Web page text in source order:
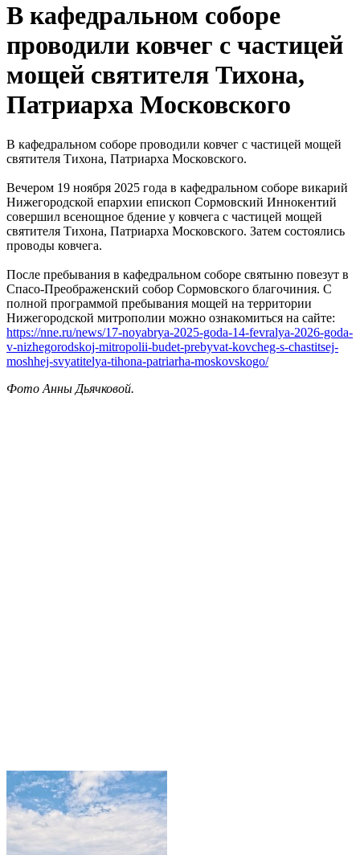
В кафедральном соборе
проводили ковчег с частицей
мощей святителя Тихона,
Патриарха Московского
В кафедральном соборе проводили ковчег с частицей мощей
святителя Тихона, Патриарха Московского.
Вечером 19 ноября 2025 года в кафедральном соборе викарий
Нижегородской епархии епископ Сормовский Иннокентий
совершил всенощное бдение у ковчега с частицей мощей
святителя Тихона, Патриарха Московского. Затем состоялись
проводы ковчега.
После пребывания в кафедральном соборе святыню повезут в
Спасо-Преображенский собор Сормовского благочиния. С
полной программой пребывания мощей на территории
Нижегородской митрополии можно ознакомиться на сайте:
https://nne.ru/news/17-noyabrya-2025-goda-14-fevralya-2026-goda-
v-nizhegorodskoj-mitropolii-budet-prebyvat-kovcheg-s-chastitsej-
moshhej-svyatitelya-tihona-patriarha-moskovskogo/
Фото Анны Дьячковой.